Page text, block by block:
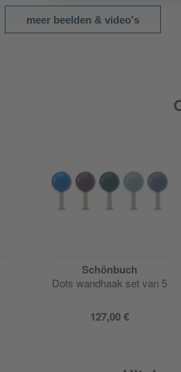
meer beelden & video's
Schönbuch
Dots wandhaak set van 5
127,00 €